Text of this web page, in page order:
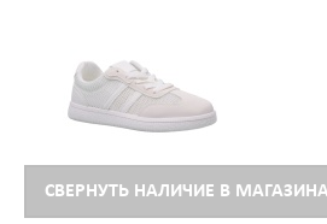
СВЕРНУТЬ НАЛИЧИЕ В